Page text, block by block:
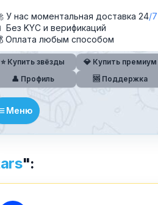
бота?
жалобы*
обращения (необязательно)
У нас моментальная доставка 24 7
Без KYC и верификаций
Оплата любым способом
⭐ Купить звёзды
💎 Купить премиум
👤 Профиль
🆘 Поддержка
Меню
":